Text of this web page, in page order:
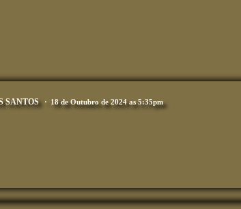
SANTOS 18 de Outubro de 2024 as 5:35pm